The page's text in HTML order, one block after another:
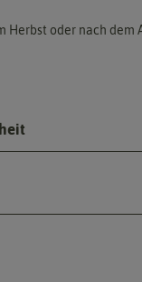
Herbst oder nach